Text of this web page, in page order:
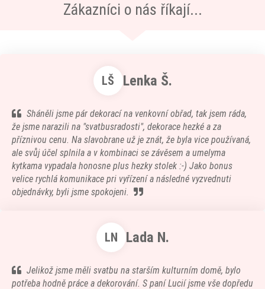
Zákazníci o nás říkají...
LŠ Lenka Š.
Sháněli jsme pár dekorací na venkovní obřad, tak jsem ráda,
že jsme narazili na "svatbusradosti", dekorace hezké a za
příznivou cenu. Na slavobrane už je znát, že byla vice používaná,
ale svůj účel splnila a v kombinaci se závěsem a umelyma
kytkama vypadala honosne plus hezky stolek :-) Jako bonus
velice rychlá komunikace pri vyřízení a následné vyzvednuti
objednávky, byli jsme spokojeni.
LN Lada N.
Jelikož jsme měli svatbu na starším kulturním domě, bylo
potřeba hodně práce a dekorování. S paní Lucií jsme vše dopředu